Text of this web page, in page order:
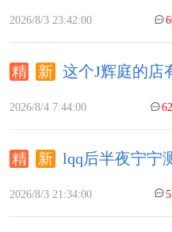
2026/8/3 23:42:00
这个J辉庭的
2026/8/4 7:44:00 62
lqq后半夜宁宁
2026/8/3 21:34:00